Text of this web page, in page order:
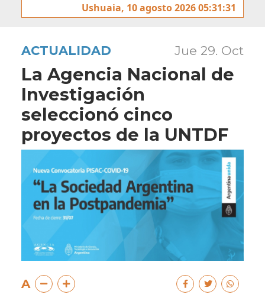
Ushuaia, 10 agosto 2026 05:31:31
ACTUALIDAD Jue 29. Oct
La Agencia Nacional de
Investigación
seleccionó cinco
proyectos de la UNTDF
A